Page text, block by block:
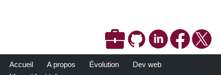
Accueil A propos Évolution
Dev web